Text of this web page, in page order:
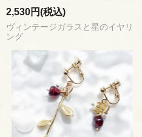
2,530円(税込)
ヴィンテージガラスと星のイヤリ
ング